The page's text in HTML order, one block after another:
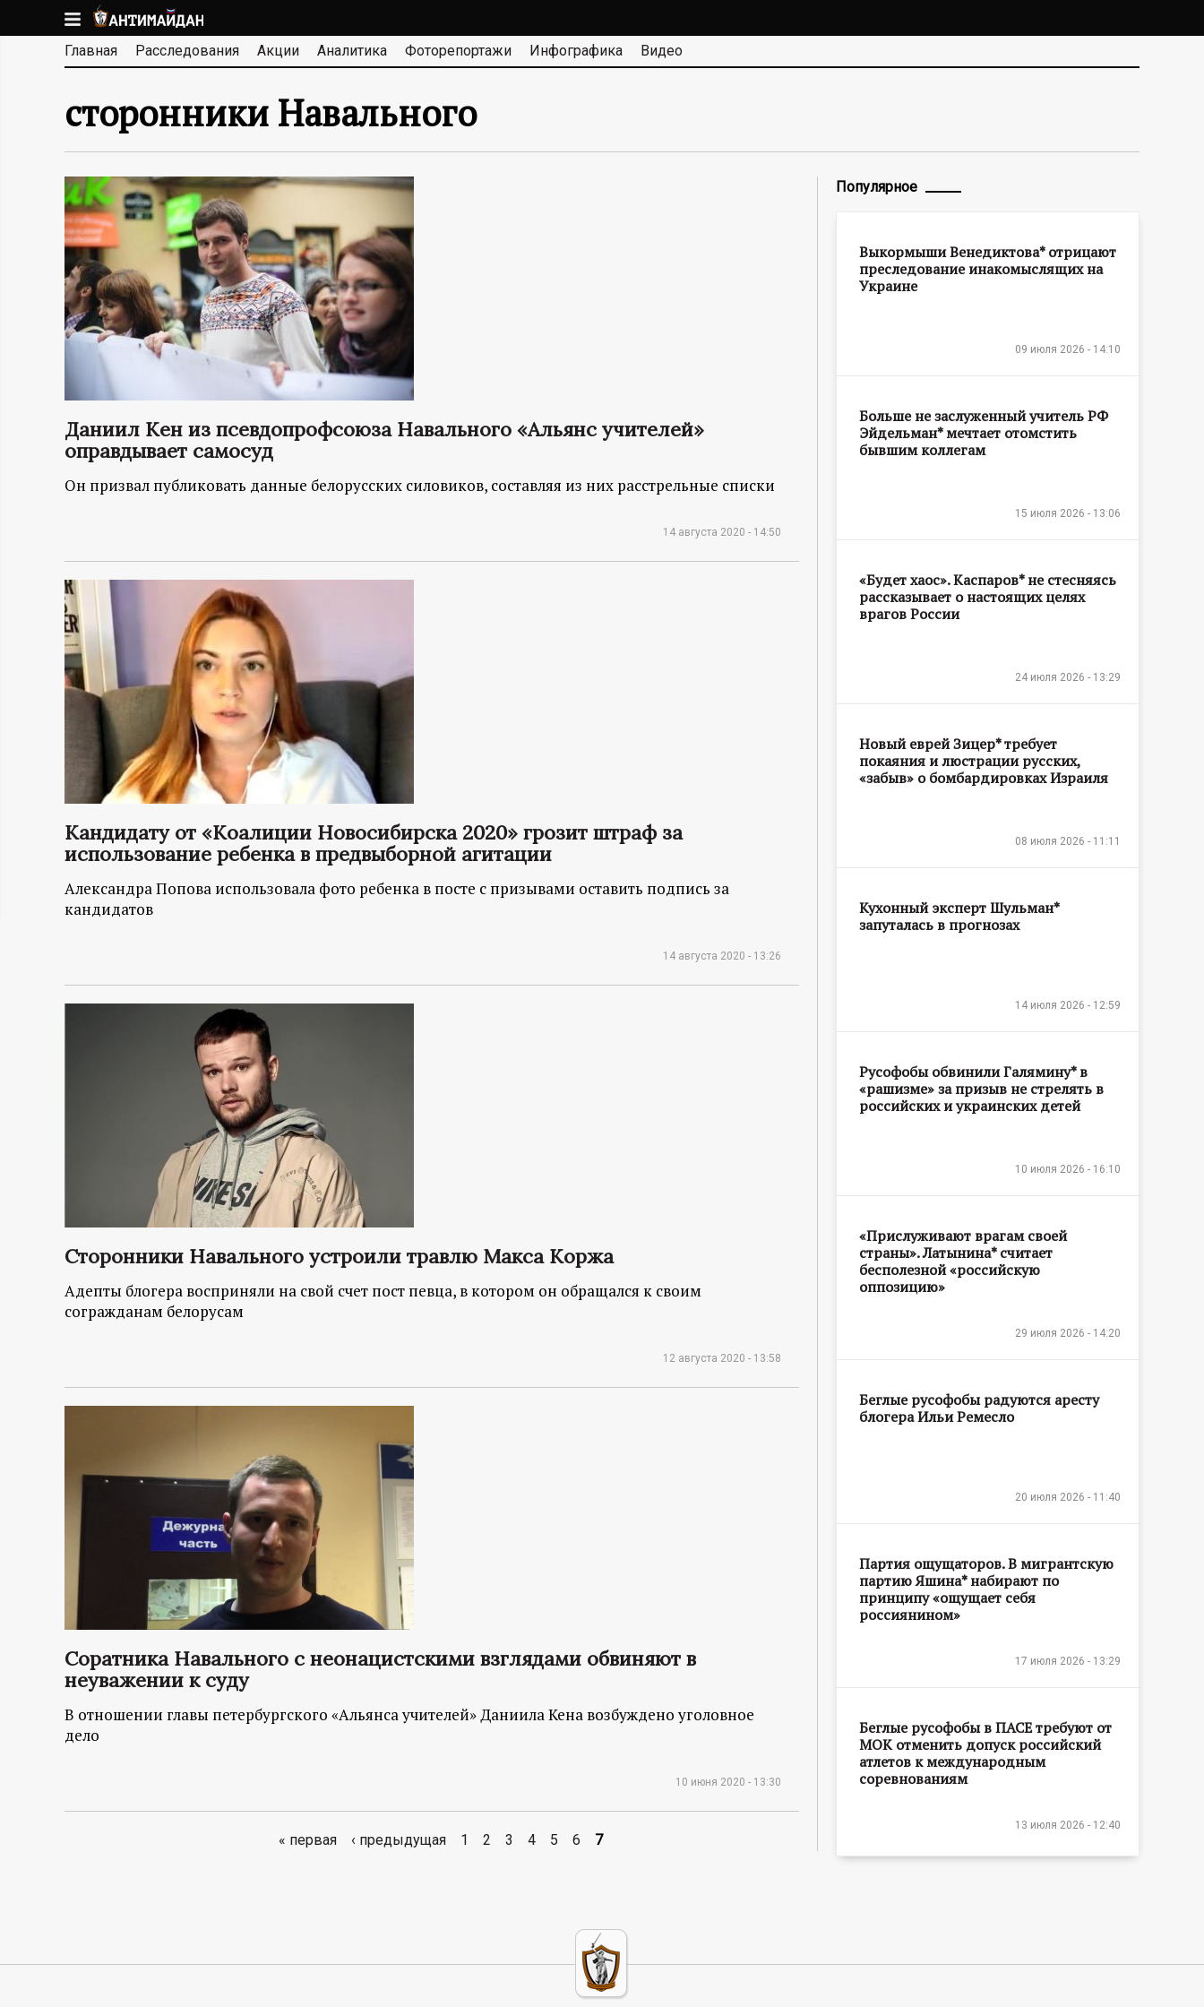
к
основномуА
Н
И
М
А
Й
Д
А
Н
-
н
ф
о
р
м
ц
и
о
н
т
а
Главная Расследования Акции Аналитика Фоторепортажи Инфографика Видео
сторонники Навального
Даниил Кен из псевдопрофсоюза Навального «Альянс учителей»
оправдывает самосуд
Он призвал публиковать данные белорусских силовиков, составляя из них расстрельные списки
14 августа 2020 - 14:50
Кандидату от «Коалиции Новосибирска 2020» грозит штраф за
использование ребенка в предвыборной агитации
Александра Попова использовала фото ребенка в посте с призывами оставить подпись за
кандидатов
14 августа 2020 - 13:26
Сторонники Навального устроили травлю Макса Коржа
Адепты блогера восприняли на свой счет пост певца, в котором он обращался к своим
согражданам белорусам
12 августа 2020 - 13:58
Соратника Навального с неонацистскими взглядами обвиняют в
неуважении к суду
В отношении главы петербургского «Альянса учителей» Даниила Кена возбуждено уголовное
дело
10 июня 2020 - 13:30
а
« первая ‹ предыдущая 1 2 3 4 5 6 7
Популярное
Выкормыши Венедиктова* отрицают
преследование инакомыслящих на
Украине
09 июля 2026 - 14:10
Больше не заслуженный учитель РФ
Эйдельман* мечтает отомстить
бывшим коллегам
15 июля 2026 - 13:06
«Будет хаос». Каспаров* не стесняясь
рассказывает о настоящих целях
врагов России
24 июля 2026 - 13:29
Новый еврей Зицер* требует
покаяния и люстрации русских,
«забыв» о бомбардировках Израиля
08 июля 2026 - 11:11
Кухонный эксперт Шульман*
запуталась в прогнозах
14 июля 2026 - 12:59
Русофобы обвинили Галямину* в
«рашизме» за призыв не стрелять в
российских и украинских детей
10 июля 2026 - 16:10
«Прислуживают врагам своей
страны». Латынина* считает
бесполезной «российскую
оппозицию»
29 июля 2026 - 14:20
Беглые русофобы радуются аресту
блогера Ильи Ремесло
20 июля 2026 - 11:40
Партия ощущаторов. В мигрантскую
партию Яшина* набирают по
принципу «ощущает себя
россиянином»
17 июля 2026 - 13:29
Беглые русофобы в ПАСЕ требуют от
МОК отменить допуск российский
атлетов к международным
соревнованиям
13 июля 2026 - 12:40